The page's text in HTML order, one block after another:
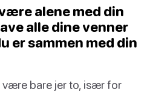
alene med din
alle dine venner
er sammen med din
være bare jer to, især for